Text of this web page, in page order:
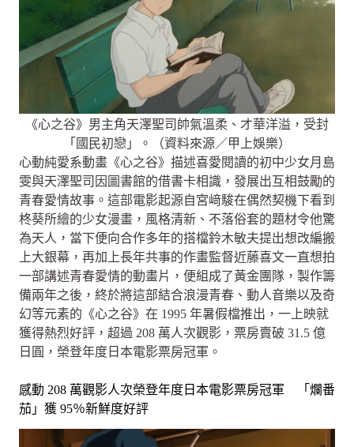
《心之谷》男主角天澤聖司帥氣溫柔、才華洋溢，受封
「國民初戀」。（資料來源／甲上娛樂）
心動純愛系動畫《心之谷》描述喜愛閱讀的初中少女月島
雯與天澤聖司因圖書館的借書卡相識，發展出互相鼓勵的
青春愛情故事。這部電影起源自宮﨑駿在偶然契機下看到
柊葵所繪的少女漫畫，風格清新、不落俗套的題材令他驚
為天人，當下便向合作多年的搭檔鈴木敏夫提出想改編搬
上大銀幕，再加上長年共事的作畫監督近藤喜文一直想拍
一部講述青春愛情的動畫片，便組成了黃金團隊，製作籌
備兩年之後，終於將這部結合浪漫青春、動人音樂以及奇
幻等元素的《心之谷》在 1995 年暑假檔推出，一上映就
獲得熱烈好評，超過 208 萬人次觀影，票房賣破 31.5 億
日圓，榮登年度日本電影票房冠軍。
感動 208 萬觀影人次榮登年度日本電影票房冠軍 「爛番
茄」獲 95％新鮮度好評